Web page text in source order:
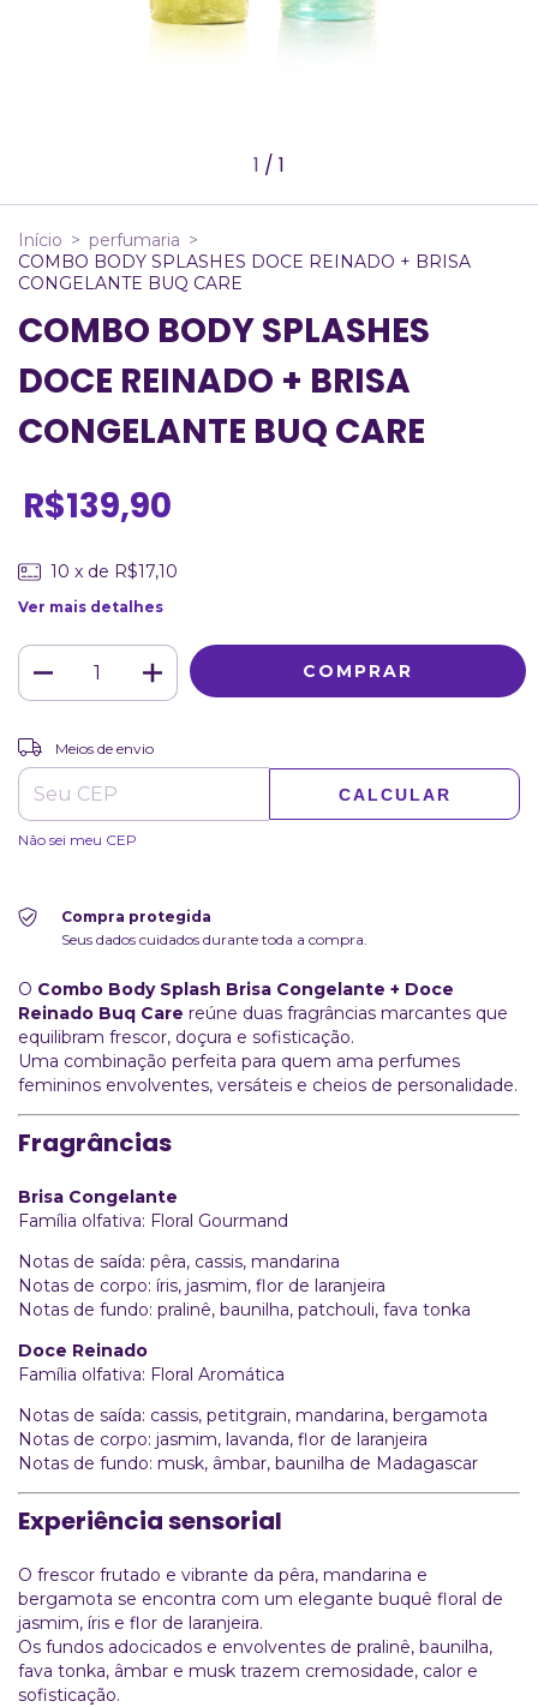
1 / 1
Início > perfumaria >
COMBO BODY SPLASHES DOCE REINADO + BRISA
CONGELANTE BUQ CARE
COMBO BODY SPLASHES
DOCE REINADO + BRISA
CONGELANTE BUQ CARE
R$139,90
10 x de R$17,10
Ver mais detalhes
Entregas para o CEP:
Meios de envio
CALCULAR
Não sei meu CEP
Compra protegida
Seus dados cuidados durante toda a compra.
O Combo Body Splash Brisa Congelante + Doce
Reinado Buq Care reúne duas fragrâncias marcantes que
equilibram frescor, doçura e sofisticação.
Uma combinação perfeita para quem ama perfumes
femininos envolventes, versáteis e cheios de personalidade.
Fragrâncias
Brisa Congelante
Família olfativa: Floral Gourmand
Notas de saída: pêra, cassis, mandarina
Notas de corpo: íris, jasmim, flor de laranjeira
Notas de fundo: pralinê, baunilha, patchouli, fava tonka
Doce Reinado
Família olfativa: Floral Aromática
Notas de saída: cassis, petitgrain, mandarina, bergamota
Notas de corpo: jasmim, lavanda, flor de laranjeira
Notas de fundo: musk, âmbar, baunilha de Madagascar
Experiência sensorial
O frescor frutado e vibrante da pêra, mandarina e
bergamota se encontra com um elegante buquê floral de
jasmim, íris e flor de laranjeira.
Os fundos adocicados e envolventes de pralinê, baunilha,
fava tonka, âmbar e musk trazem cremosidade, calor e
sofisticação.